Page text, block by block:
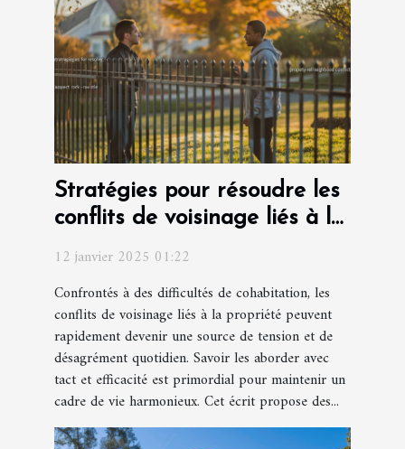
Stratégies pour résoudre les
conflits de voisinage liés à la
propriété
12 janvier 2025 01:22
Confrontés à des difficultés de cohabitation, les
conflits de voisinage liés à la propriété peuvent
rapidement devenir une source de tension et de
désagrément quotidien. Savoir les aborder avec
tact et efficacité est primordial pour maintenir un
cadre de vie harmonieux. Cet écrit propose des...